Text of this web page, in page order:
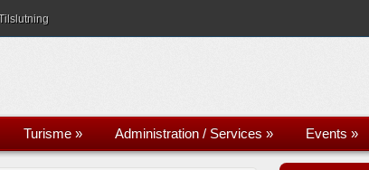
Turisme » Administration / Services » Events »